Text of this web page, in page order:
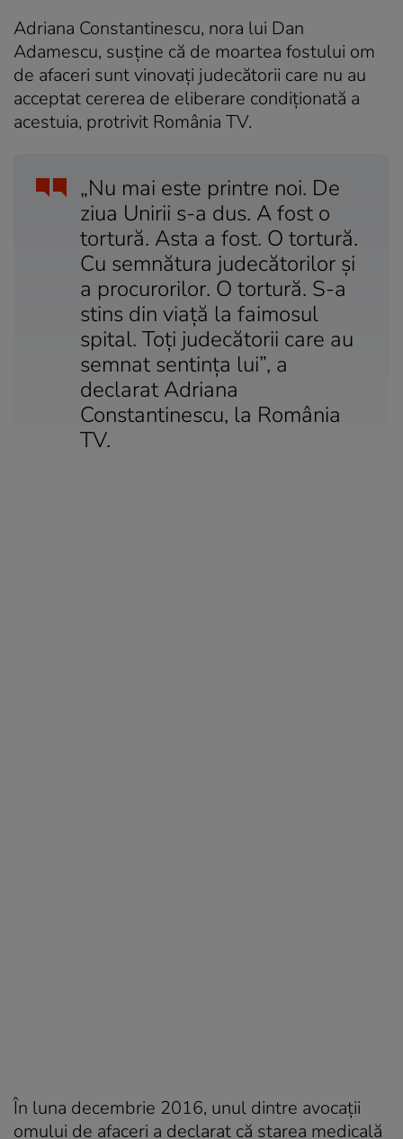
Adriana Constantinescu, nora lui Dan
Adamescu, susține că de moartea fostului om
de afaceri sunt vinovați judecătorii care nu au
acceptat cererea de eliberare condiționată a
acestuia, protrivit România TV.
„Nu mai este printre noi. De
ziua Unirii s-a dus. A fost o
tortură. Asta a fost. O tortură.
Cu semnătura judecătorilor şi
a procurorilor. O tortură. S-a
stins din viaţă la faimosul
spital. Toţi judecătorii care au
semnat sentinţa lui”, a
declarat Adriana
Constantinescu, la România
TV.
În luna decembrie 2016, unul dintre avocații
omului de afaceri a declarat că starea medicală